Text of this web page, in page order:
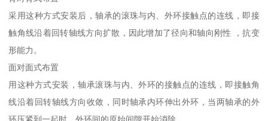
采用这种方式安装后，轴承的滚珠与内、外环接触点的连线，即接
触角线沿着回转轴线方向扩散，因此增加了径向和轴向刚性 ，抗变
形能力。
面对面式布置
用这种方式安装，轴承滚珠与内、外环的接触点的连线，即接触角
线沿着回转轴线方向收敛，同时轴承内环伸出外环，当两轴承的外
环压紧到一起时，外环间的原始间隙开始消除。